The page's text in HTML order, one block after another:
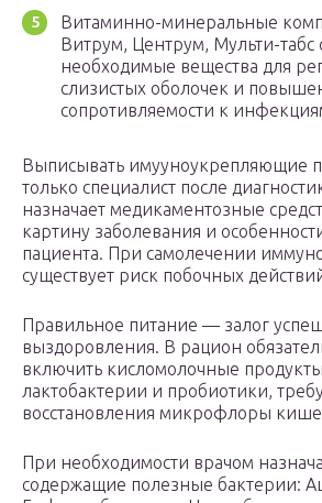
Витаминно-минеральные
Витрум, Центрум, Мульти-табс
необходимые вещества для
слизистых оболочек и
сопротивляемости к
Выписывать имууноукрепляющие
только специалист после
назначает медикаментозные
картину заболевания и
пациента. При самолечении
существует риск побочных
Правильное питание — залог
выздоровления. В рацион
включить кисломолочные
лактобактерии и пробиотики,
восстановления микрофлоры
При необходимости врачом
содержащие полезные бактерии: